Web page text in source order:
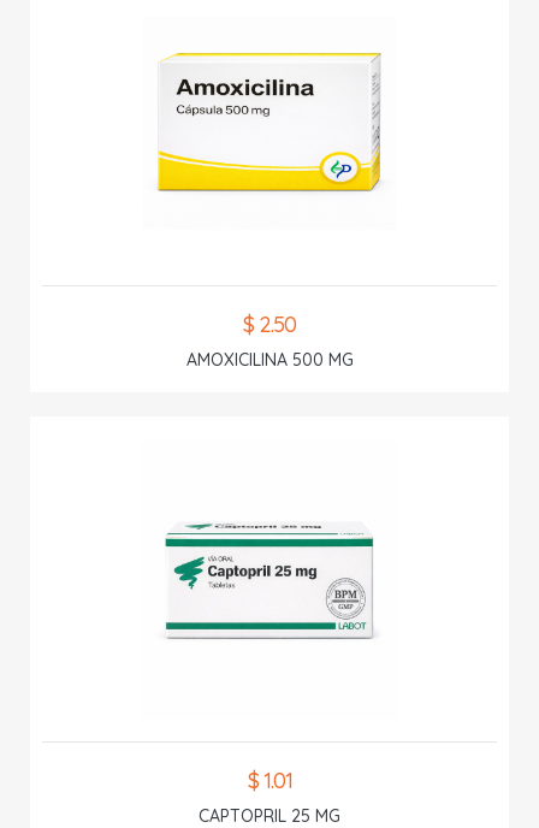
$ 2.50
AMOXICILINA 500 MG
$ 1.01
CAPTOPRIL 25 MG